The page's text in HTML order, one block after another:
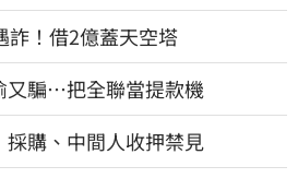
詐！借2億蓋天空塔
又騙…把全聯當提款機
購、中間人收押禁見